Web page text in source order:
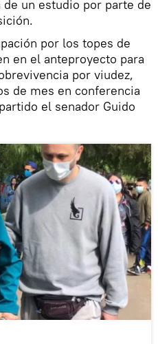
un estudio por parte de
por los topes de
en el anteproyecto para
por viudez,
de mes en conferencia
el senador Guido